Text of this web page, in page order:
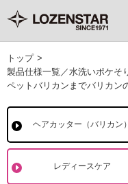
トップ >
製品仕様一覧／水洗いポケそ
ペットバリカンまでバリカン
ヘアカッター（バリカン）
レディースケア